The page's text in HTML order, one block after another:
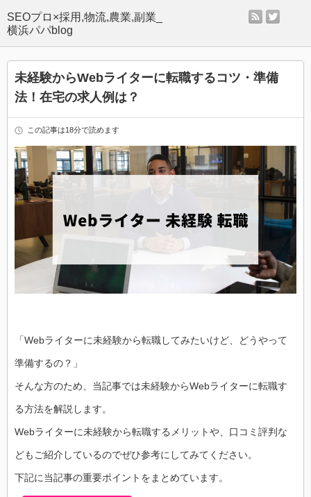
SEOプロ×採用,物流,農業,副業_
横浜パパblog
rss
未経験からWebライターに転職するコツ・準備
法！在宅の求人例は？
この記事は18分で読めます
「Webライターに未経験から転職してみたいけど、どうやって
準備するの？」
そんな方のため、当記事では未経験からWebライターに転職す
る方法を解説します。
Webライターに未経験から転職するメリットや、口コミ評判な
どもご紹介しているのでぜひ参考にしてみてください。
下記に当記事の重要ポイントをまとめています。